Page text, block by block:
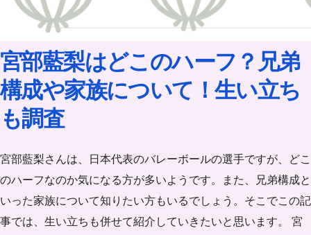
宮部藍梨はどこのハーフ？兄弟
構成や家族について！生い立ち
も調査
宮部藍梨さんは、日本代表のバレーボールの選手ですが、どこ
のハーフなのか気になる方が多いようです。また、兄弟構成と
いった家族について知りたい方もいるでしょう。そこでこの記
事では、生い立ちも併せて紹介していきたいと思います。 宮